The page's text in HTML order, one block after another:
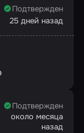
Подтвержден
25 дней назад
Подтвержден
около месяца
назад